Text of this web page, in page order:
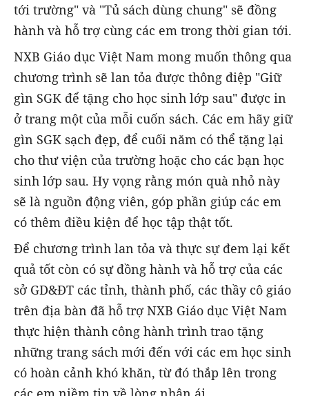
tới trường" và "Tủ sách dùng chung" sẽ đồng
hành và hỗ trợ cùng các em trong thời gian tới.
NXB Giáo dục Việt Nam mong muốn thông qua
chương trình sẽ lan tỏa được thông điệp "Giữ
gìn SGK để tặng cho học sinh lớp sau" được in
ở trang một của mỗi cuốn sách. Các em hãy giữ
gìn SGK sạch đẹp, để cuối năm có thể tặng lại
cho thư viện của trường hoặc cho các bạn học
sinh lớp sau. Hy vọng rằng món quà nhỏ này
sẽ là nguồn động viên, góp phần giúp các em
có thêm điều kiện để học tập thật tốt.
Để chương trình lan tỏa và thực sự đem lại kết
quả tốt còn có sự đồng hành và hỗ trợ của các
sở GD&ĐT các tỉnh, thành phố, các thầy cô giáo
trên địa bàn đã hỗ trợ NXB Giáo dục Việt Nam
thực hiện thành công hành trình trao tặng
những trang sách mới đến với các em học sinh
có hoàn cảnh khó khăn, từ đó thắp lên trong